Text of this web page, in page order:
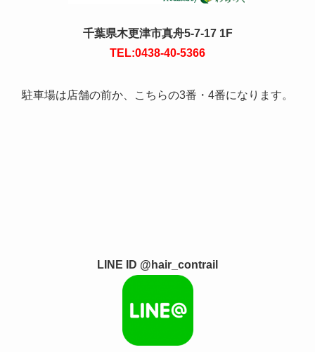
千葉県木更津市真舟5-7-17 1F
TEL:0438-40-5366
駐車場は店舗の前か、こちらの3番・4番になります。
LINE ID @hair_contrail